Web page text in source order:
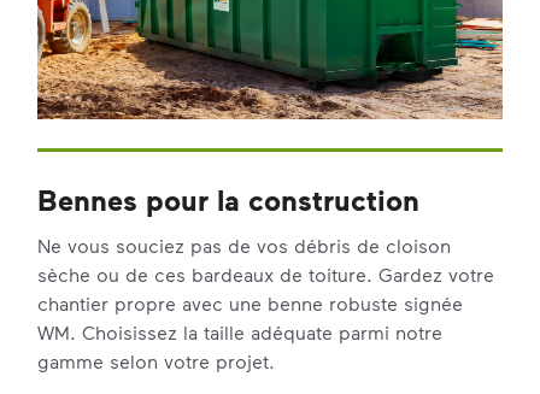
Bennes pour la construction
Ne vous souciez pas de vos débris de cloison
sèche ou de ces bardeaux de toiture. Gardez votre
chantier propre avec une benne robuste signée
WM. Choisissez la taille adéquate parmi notre
gamme selon votre projet.